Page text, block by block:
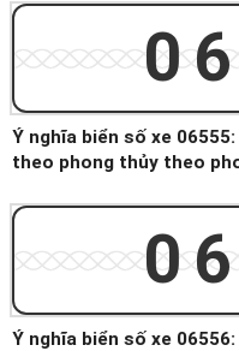
Ý nghĩa biển số xe
theo phong thủy theo
Ý nghĩa biển số xe